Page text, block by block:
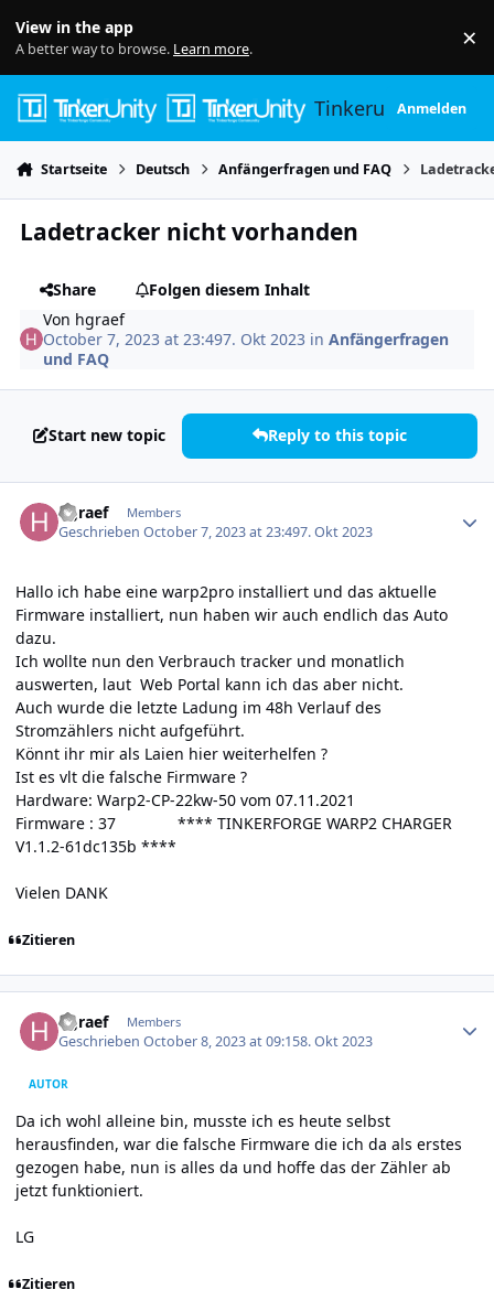
View in the app
A better way to browse. Learn more. ×
TinkerunityAnmelden
Startseite Deutsch Anfängerfragen und FAQ
Ladetracker nicht vorhanden
Share
Folgen diesem Inhalt
Von hgraef
October 7, 2023 at 23:497. Okt 2023 inAnfängerfragen
und FAQ
Start new topic Reply to this topic
hgraef Members
GeschriebenOctober 7, 2023 at 23:497. Okt 2023
Hallo ich habe eine warp2pro installiert und das aktuelle
Firmware installiert, nun haben wir auch endlich das Auto
dazu.
Ich wollte nun den Verbrauch tracker und monatlich
auswerten, laut Web Portal kann ich das aber nicht.
Auch wurde die letzte Ladung im 48h Verlauf des
Stromzählers nicht aufgeführt.
Könnt ihr mir als Laien hier weiterhelfen ?
Ist es vlt die falsche Firmware ?
Hardware: Warp2-CP-22kw-50 vom 07.11.2021
Firmware : 37 **** TINKERFORGE WARP2 CHARGER
V1.1.2-61dc135b ****
Vielen DANK
Zitieren
hgraef Members
GeschriebenOctober 8, 2023 at 09:158. Okt 2023
AUTOR
Da ich wohl alleine bin, musste ich es heute selbst
herausfinden, war die falsche Firmware die ich da als erstes
gezogen habe, nun is alles da und hoffe das der Zähler ab
jetzt funktioniert.
LG
Zitieren